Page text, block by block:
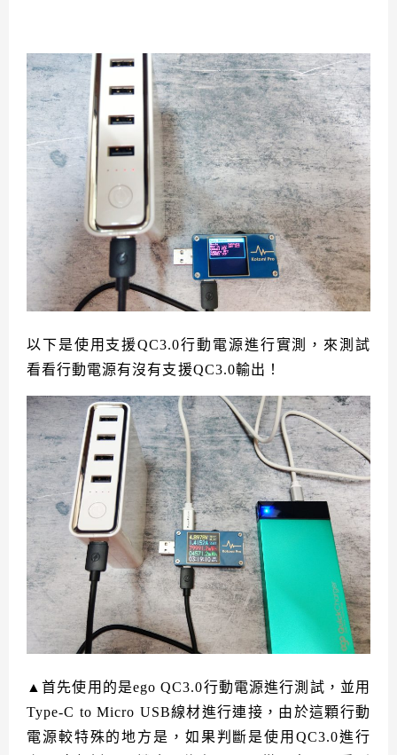
以下是使用支援QC3.0行動電源進行實測，來測試
看看行動電源有沒有支援QC3.0輸出！
▲首先使用的是ego QC3.0行動電源進行測試，並用
Type-C to Micro USB線材進行連接，由於這顆行動
電源較特殊的地方是，如果判斷是使用QC3.0進行